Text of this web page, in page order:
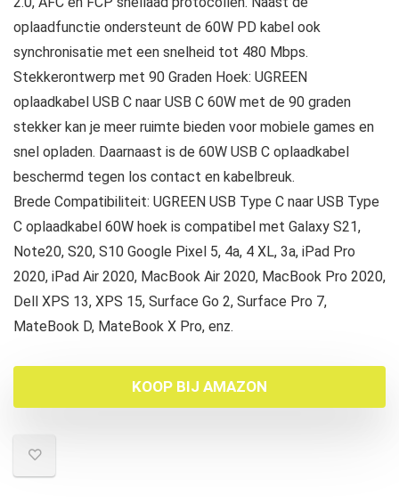
oplaadfunctie ondersteunt de 60W PD kabel ook
synchronisatie met een snelheid tot 480 Mbps.
Stekkerontwerp met 90 Graden Hoek: UGREEN
oplaadkabel USB C naar USB C 60W met de 90 graden
stekker kan je meer ruimte bieden voor mobiele games en
snel opladen. Daarnaast is de 60W USB C oplaadkabel
beschermd tegen los contact en kabelbreuk.
Brede Compatibiliteit: UGREEN USB Type C naar USB Type
C oplaadkabel 60W hoek is compatibel met Galaxy S21,
Note20, S20, S10 Google Pixel 5, 4a, 4 XL, 3a, iPad Pro
2020, iPad Air 2020, MacBook Air 2020, MacBook Pro 2020,
Dell XPS 13, XPS 15, Surface Go 2, Surface Pro 7,
MateBook D, MateBook X Pro, enz.
KOOP BIJ AMAZON